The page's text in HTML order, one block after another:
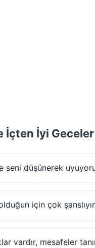
İçten İyi
seni düşünerek
için çok
vardır, mesafeler